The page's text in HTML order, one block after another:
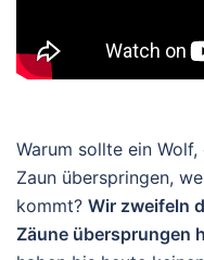
Warum sollte ein
Zaun überspringen,
kommt? Wir zweifeln
Zäune übersprungen